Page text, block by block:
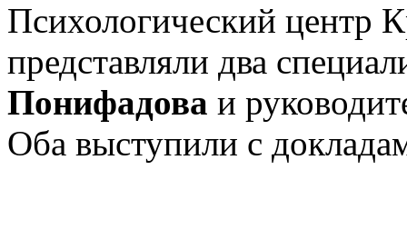
Психологический центр
представляли два
Понифадова и
Оба выступили с